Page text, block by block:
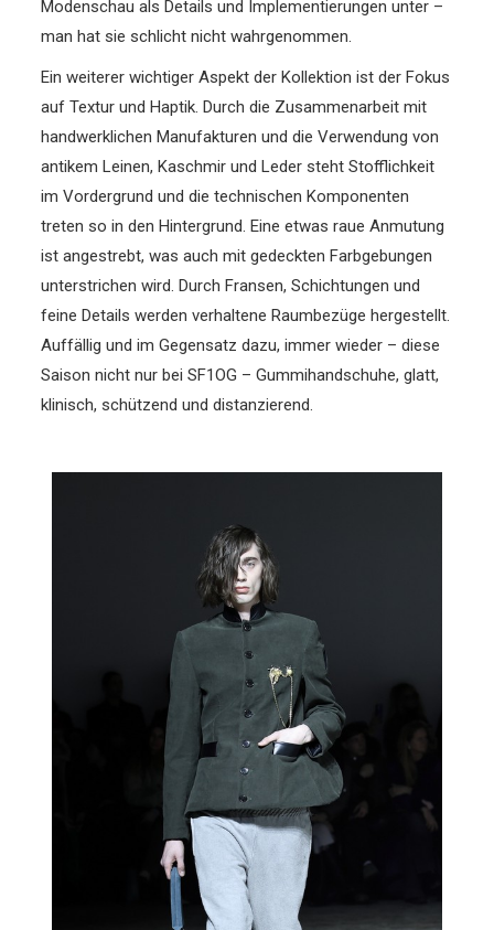
Modenschau als Details und Implementierungen unter –
man hat sie schlicht nicht wahrgenommen.
Ein weiterer wichtiger Aspekt der Kollektion ist der Fokus
auf Textur und Haptik. Durch die Zusammenarbeit mit
handwerklichen Manufakturen und die Verwendung von
antikem Leinen, Kaschmir und Leder steht Stofflichkeit
im Vordergrund und die technischen Komponenten
treten so in den Hintergrund. Eine etwas raue Anmutung
ist angestrebt, was auch mit gedeckten Farbgebungen
unterstrichen wird. Durch Fransen, Schichtungen und
feine Details werden verhaltene Raumbezüge hergestellt.
Auffällig und im Gegensatz dazu, immer wieder – diese
Saison nicht nur bei SF1OG – Gummihandschuhe, glatt,
klinisch, schützend und distanzierend.